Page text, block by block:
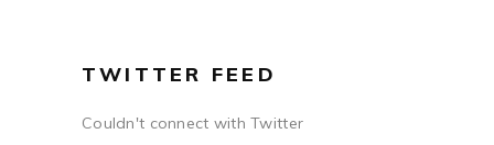
TWITTER FEED
Couldn't connect with Twitter